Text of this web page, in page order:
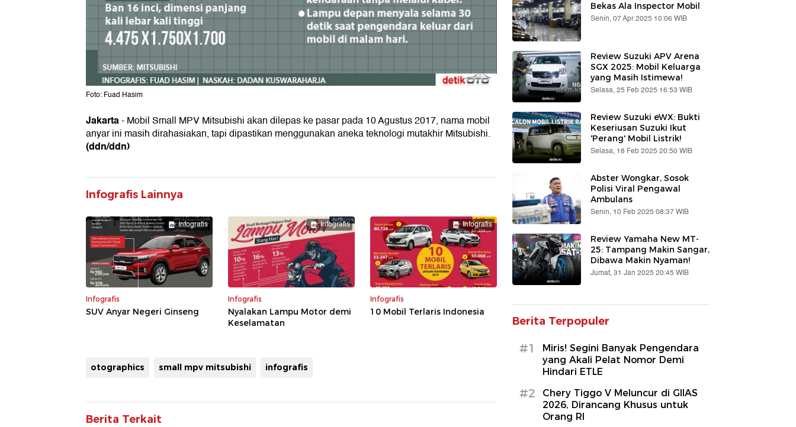
Foto: Fuad Hasim
Jakarta- Mobil Small MPV Mitsubishi akan dilepas ke pasar pada 10 Agustus 2017, nama mobil
anyar ini masih dirahasiakan, tapi dipastikan menggunakan aneka teknologi mutakhir Mitsubishi.
(ddn/ddn)
Infografis Lainnya
Infografis
Infografis
SUV Anyar Negeri Ginseng
Infografis
Infografis
Nyalakan Lampu Motor demi
Keselamatan
Infografis
Infografis
10 Mobil Terlaris Indonesia
otographics small mpv mitsubishi infografis
Berita Terkait
Bekas Ala Inspector Mobil
Senin, 07 Apr 2025 10:06 WIB
Review Suzuki APV Arena
SGX 2025: Mobil Keluarga
yang Masih Istimewa!
Selasa, 25 Feb 2025 16:53 WIB
Review Suzuki eWX: Bukti
Keseriusan Suzuki Ikut
'Perang' Mobil Listrik!
Selasa, 18 Feb 2025 20:50 WIB
Abster Wongkar, Sosok
Polisi Viral Pengawal
Ambulans
Senin, 10 Feb 2025 08:37 WIB
Review Yamaha New MT-
25: Tampang Makin Sangar,
Dibawa Makin Nyaman!
Jumat, 31 Jan 2025 20:45 WIB
Berita Terpopuler
#1
Miris! Segini Banyak Pengendara
yang Akali Pelat Nomor Demi
Hindari ETLE
#2
Chery Tiggo V Meluncur di GIIAS
2026, Dirancang Khusus untuk
Orang RI